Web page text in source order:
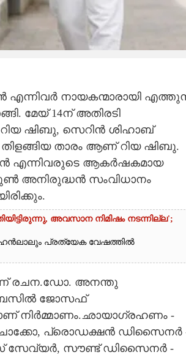
നായകന്മാരായി
മേയ് 14ന് അതിരടി
റിയ ഷിബു,​ സെറിൻ ശിഹാബ്
താരം ആണ് റിയ ഷിബു.
എന്നിവരുടെ ആകർഷകമായ
അനിരുദ്ധൻ സംവിധാനം
അവസാന നിമിഷം നടന്നില്ല';
പ്രത്യേക വേഷത്തിൽ
രചന.ഡോ. അനന്തു
ജോസഫ്
നിർമ്മാണം.ഛായാഗ്രഹണം -
ചാക്കോ, പ്രൊഡക്ഷൻ ഡിസൈനർ
സേവ്യർ, സൗണ്ട് ഡിസൈനർ -